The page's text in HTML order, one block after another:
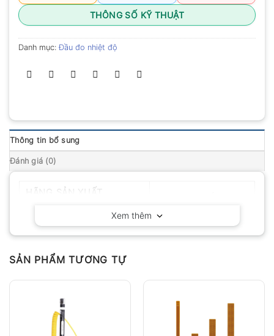
THÔNG SỐ KỸ THUẬT
Danh mục:Đầu đo nhiệt độ
Thông tin bổ sung
Đánh giá (0)
Xem thêm
SẢN PHẨM TƯƠNG TỰ